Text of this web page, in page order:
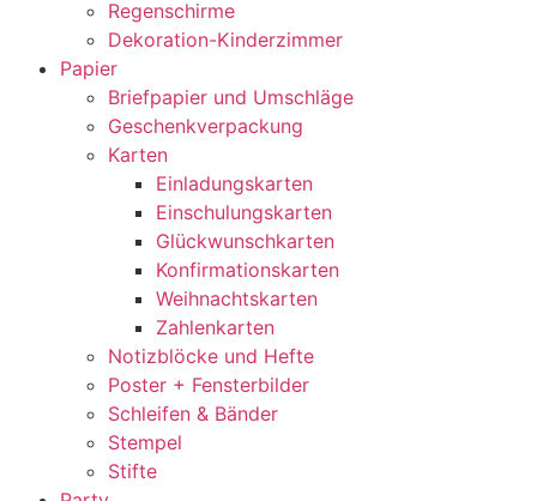
Regenschirme
Dekoration-Kinderzimmer
Papier
Briefpapier und Umschläge
Geschenkverpackung
Karten
Einladungskarten
Einschulungskarten
Glückwunschkarten
Konfirmationskarten
Weihnachtskarten
Zahlenkarten
Notizblöcke und Hefte
Poster + Fensterbilder
Schleifen & Bänder
Stempel
Stifte